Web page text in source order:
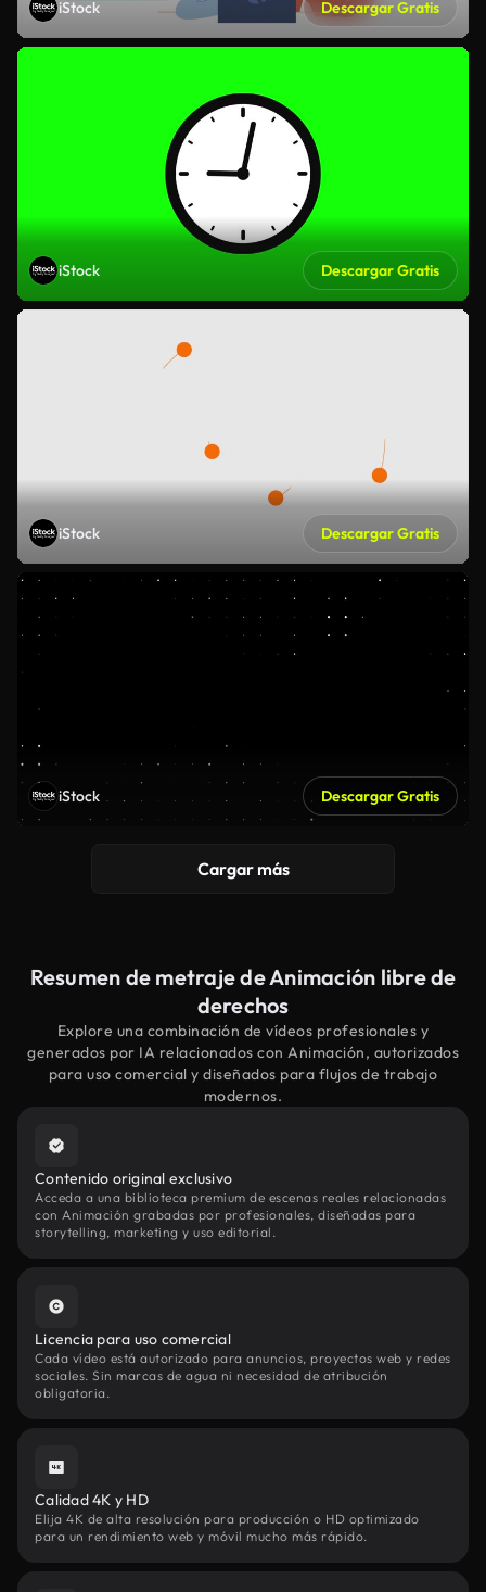
iStock Descargar Gratis
iStock Descargar Gratis
iStock Descargar Gratis
iStock Descargar Gratis
Cargar más
Resumen de metraje de Animación libre de
derechos
Explore una combinación de vídeos profesionales y
generados por IA relacionados con Animación, autorizados
para uso comercial y diseñados para flujos de trabajo
modernos.
Contenido original exclusivo
Acceda a una biblioteca premium de escenas reales relacionadas
con Animación grabadas por profesionales, diseñadas para
storytelling, marketing y uso editorial.
Licencia para uso comercial
Cada vídeo está autorizado para anuncios, proyectos web y redes
sociales. Sin marcas de agua ni necesidad de atribución
obligatoria.
Calidad 4K y HD
Elija 4K de alta resolución para producción o HD optimizado
para un rendimiento web y móvil mucho más rápido.